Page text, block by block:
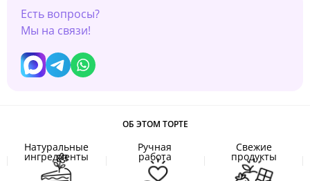
Есть вопросы?
Мы на связи!
ОБ ЭТОМ ТОРТЕ
Натуральные
ингредиенты
Ручная
работа
Свежие
продукты